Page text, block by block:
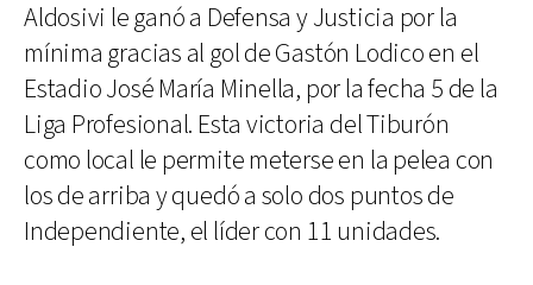
Aldosivi le ganó a Defensa y Justicia por la
mínima gracias al gol de Gastón Lodico en el
Estadio José María Minella, por la fecha 5 de la
Liga Profesional. Esta victoria del Tiburón
como local le permite meterse en la pelea con
los de arriba y quedó a solo dos puntos de
Independiente, el líder con 11 unidades.